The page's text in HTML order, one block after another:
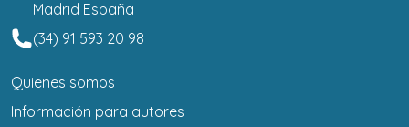
Madrid España
(34) 91 593 20 98
Quienes somos
Información para autores